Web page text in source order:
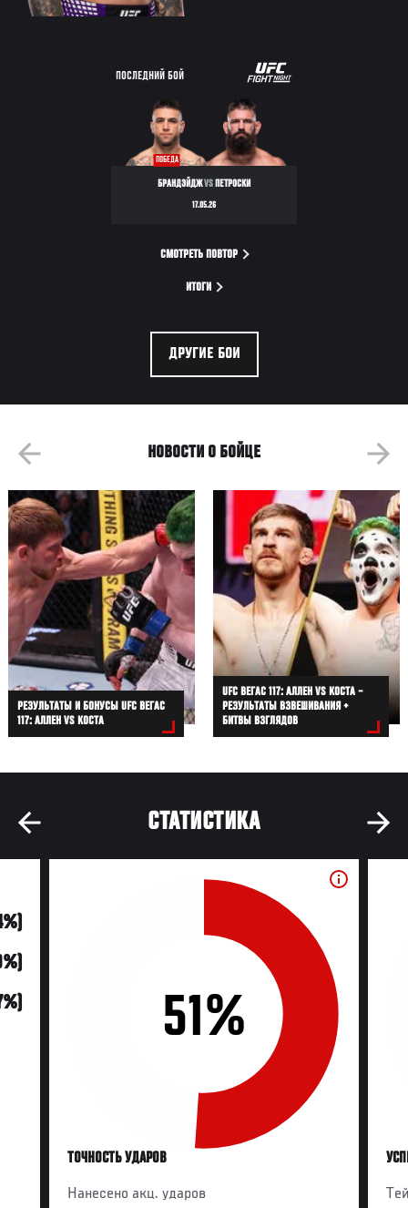
ПОСЛЕДНИЙ БОЙ
ПОБЕДА
БРАНДЭЙДЖVSПЕТРОСКИ
17.05.26
СМОТРЕТЬ ПОВТОР
ИТОГИ
ДРУГИЕ БОИ
НОВОСТИ О БОЙЦЕ
РЕЗУЛЬТАТЫ И БОНУСЫ UFC ВЕГАС
117: АЛЛЕН VS КОСТА
UFC ВЕГАС 117: АЛЛЕН VS КОСТА –
РЕЗУЛЬТАТЫ ВЗВЕШИВАНИЯ +
БИТВЫ ВЗГЛЯДОВ
СТАТИСТИКА
51%
ТОЧНОСТЬ УДАРОВ
Нанесено акц. ударов